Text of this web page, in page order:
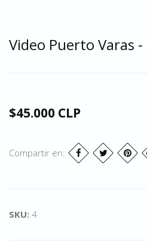
Video Puerto Varas
$45.000 CLP
Compartir en:
SKU: 4